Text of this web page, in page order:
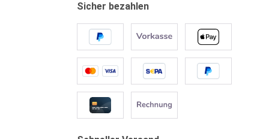
Sicher bezahlen